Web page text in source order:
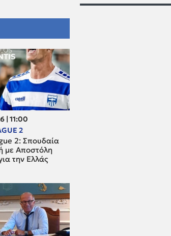
| 11:00
2
2: Σπουδαία
με Αποστόλη
την Ελλάς